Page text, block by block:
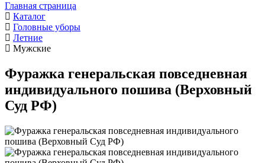
Главная страница
Каталог
Головные уборы
Летние
Мужские
Фуражка генеральская повседневная
индивидуального пошива (Верховный
Суд РФ)